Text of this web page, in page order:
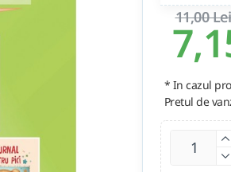
11,00 Lei
* In cazul
Pretul de